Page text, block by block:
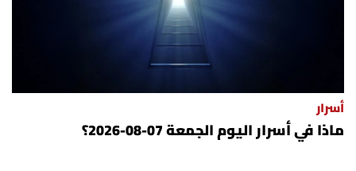
أسرار
ماذا في أسرار اليوم الجمعة 07-08-2026؟